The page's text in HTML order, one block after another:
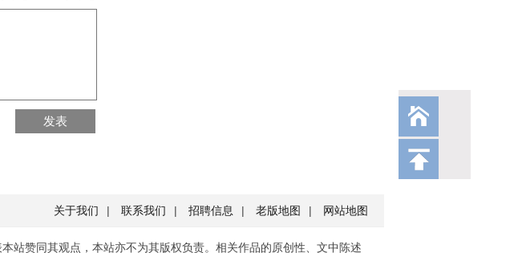
发表
回到首页
关于我们 | 联系我们 | 招聘信息 | 老版地图 | 网站地图
站赞同其观点，本站亦不为其版权负责。相关作品的原创性、文中陈述